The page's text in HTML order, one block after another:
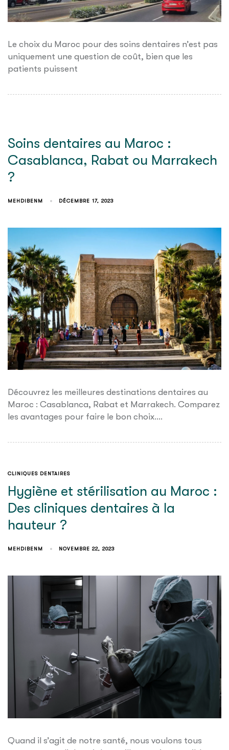
Le choix du Maroc pour des soins dentaires n’est pas
uniquement une question de coût, bien que les
patients puissent
Soins dentaires au Maroc :
Casablanca, Rabat ou Marrakech
?
MEHDIBENM DÉCEMBRE 17, 2023
Découvrez les meilleures destinations dentaires au
Maroc : Casablanca, Rabat et Marrakech. Comparez
les avantages pour faire le bon choix.…
CLINIQUES DENTAIRES
Hygiène et stérilisation au Maroc :
Des cliniques dentaires à la
hauteur ?
MEHDIBENM NOVEMBRE 22, 2023
Quand il s’agit de notre santé, nous voulons tous